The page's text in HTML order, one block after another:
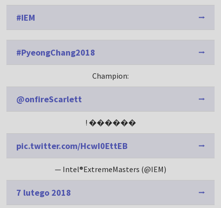
#IEM
#PyeongChang2018
Champion:
@onfireScarlett
! ������
pic.twitter.com/HcwI0EttEB
— Intel®ExtremeMasters (@IEM)
7 lutego 2018